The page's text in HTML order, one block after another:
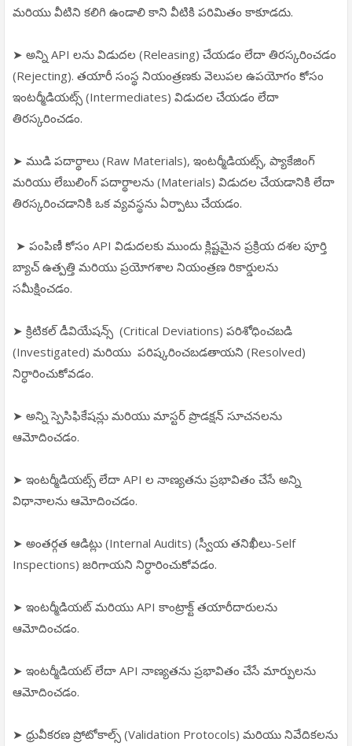
మరియు వీటిని కలిగి ఉండాలి కాని వీటికి పరిమితం కాకూడదు.
➤ అన్ని API లను విడుదల (Releasing) చేయడం లేదా తిరస్కరించడం
(Rejecting). తయారీ సంస్థ నియంత్రణకు వెలుపల ఉపయోగం కోసం
ఇంటర్మీడియట్స్ (Intermediates) విడుదల చేయడం లేదా
తిరస్కరించడం.
➤ ముడి పదార్థాలు (Raw Materials), ఇంటర్మీడియట్స్, ప్యాకేజింగ్
మరియు లేబులింగ్ పదార్థాలను (Materials) విడుదల చేయడానికి లేదా
తిరస్కరించడానికి ఒక వ్యవస్థను ఏర్పాటు చేయడం.
➤ పంపిణీ కోసం API విడుదలకు ముందు క్లిష్టమైన ప్రక్రియ దశల పూర్తి
బ్యాచ్ ఉత్పత్తి మరియు ప్రయోగశాల నియంత్రణ రికార్డులను
సమీక్షించడం.
➤ క్రిటికల్ డీవియేషన్స్ (Critical Deviations) పరిశోధించబడి
(Investigated) మరియు పరిష్కరించబడతాయని (Resolved)
నిర్ధారించుకోవడం.
➤ అన్ని స్పెసిఫికేషన్లు మరియు మాస్టర్ ప్రొడక్షన్ సూచనలను
ఆమోదించడం.
➤ ఇంటర్మీడియట్స్ లేదా API ల నాణ్యతను ప్రభావితం చేసే అన్ని
విధానాలను ఆమోదించడం.
➤ అంతర్గత ఆడిట్లు (Internal Audits) (స్వీయ తనిఖీలు-Self
Inspections) జరిగాయని నిర్ధారించుకోవడం.
➤ ఇంటర్మీడియట్ మరియు API కాంట్రాక్ట్ తయారీదారులను
ఆమోదించడం.
➤ ఇంటర్మీడియట్ లేదా API నాణ్యతను ప్రభావితం చేసే మార్పులను
ఆమోదించడం.
➤ ధ్రువీకరణ ప్రోటోకాల్స్ (Validation Protocols) మరియు నివేదికలను